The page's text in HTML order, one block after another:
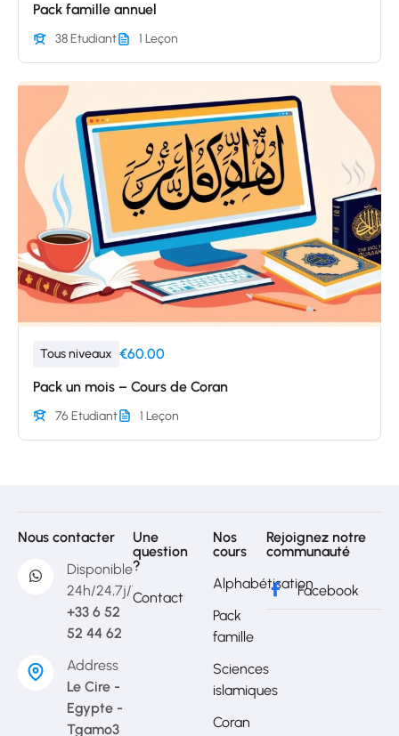
Pack famille annuel
38 Etudiant 1 Leçon
Tous niveaux €60.00
Pack un mois – Cours de Coran
76 Etudiant 1 Leçon
Nous contacter
Disponible
24h/24,7j/7
+33 6 52
52 44 62
Address
Le Cire -
Egypte -
Tgamo3
Une
question
?
Contact
Nos
cours
Alphabétisation
Pack
famille
Sciences
islamiques
Coran
Rejoignez notre
communauté
Facebook